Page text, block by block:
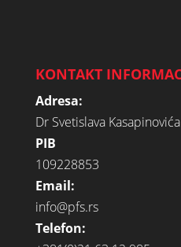
KONTAKT
Adresa:
Dr Svetislava
PIB
109228853
Email:
info@pfs.rs
Telefon: